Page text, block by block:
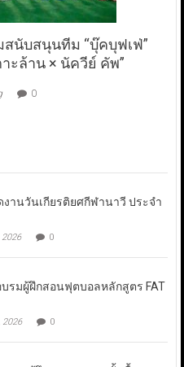
นับสนุนทีม “บุ๊คบุฟเฟ่”
ะล้าน × นัควีย์ คัพ”
0
งานวันเกียรติยศกีฬานาวี ประจำ
0
บรมผู้ฝึกสอนฟุตบอลหลักสูตร FAT
0